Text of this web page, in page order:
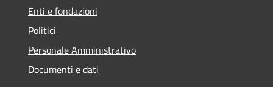
Enti e fondazioni
Politici
Personale Amministrativo
Documenti e dati